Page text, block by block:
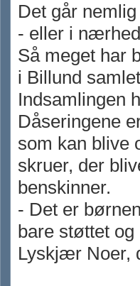
Det går
- eller i
Så meget har
i Billund
Indsamlingen
Dåseringene
som kan blive
skruer, der
benskinner.
- Det er
bare støttet
Lyskjær Noer,